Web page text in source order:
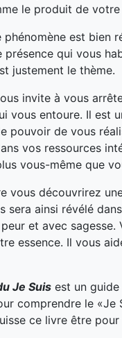
le produit de
phénomène est bien
présence qui vous
justement le thème.
invite à vous
vous entoure. Il est
pouvoir de vous
vos ressources
vous-même que
vous découvrirez
sera ainsi révélé
et avec
essence. Il vous
Je Suis est un
comprendre le
ce livre être